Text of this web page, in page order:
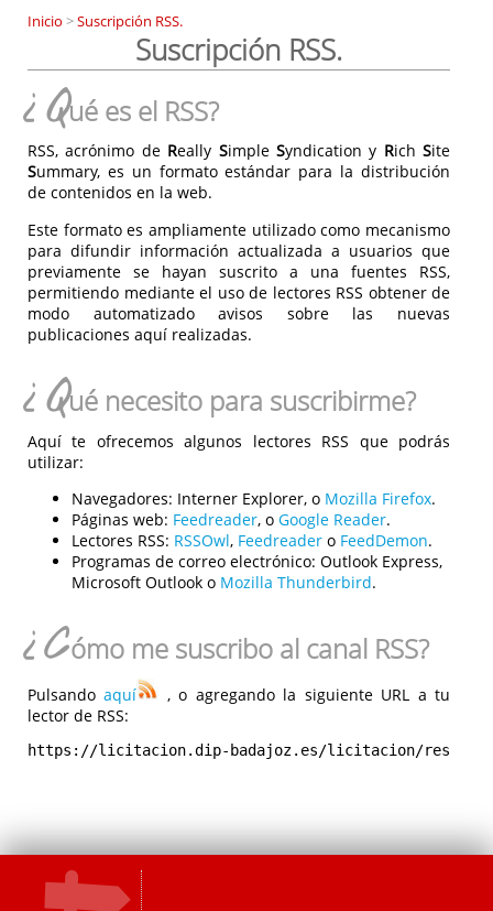
Inicio >Suscripción RSS.
Suscripción RSS.
¿Qué es el RSS?
RSS, acrónimo de Really Simple Syndication y RichSite
Summary, es un formato estándar para la distribución
de contenidos en la web.
Este formato es ampliamente utilizado como mecanismo
para difundir información actualizada a usuarios que
previamente se hayan suscrito a una fuentes RSS,
permitiendo mediante el uso de lectores RSS obtener de
modo automatizado avisos sobre las nuevas
publicaciones aquí realizadas.
¿Qué necesito para suscribirme?
Aquí te ofrecemos algunos lectores RSS que podrás
utilizar:
Navegadores: Interner Explorer, o Mozilla Firefox.
Páginas web: Feedreader, o Google Reader.
Lectores RSS: RSSOwl, Feedreader o FeedDemon.
Programas de correo electrónico: Outlook Express,
Microsoft Outlook o Mozilla Thunderbird.
¿Cómo me suscribo al canal RSS?
Pulsandoaquí
, o agregando la siguiente URL a tu
lector de RSS:
https://licitacion.dip-badajoz.es/licitacion/rest/rss/